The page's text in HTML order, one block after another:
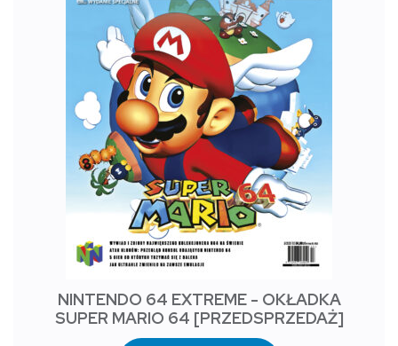
NINTENDO 64 EXTREME - OKŁADKA
SUPER MARIO 64 [PRZEDSPRZEDAŻ]